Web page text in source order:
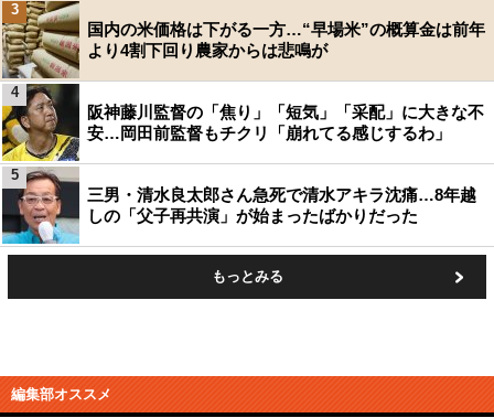
国内の米価格は下がる一方…“早場米”の概算金は前年
より4割下回り農家からは悲鳴が
3
阪神藤川監督の「焦り」「短気」「采配」に大きな不
安…岡田前監督もチクリ「崩れてる感じするわ」
4
三男・清水良太郎さん急死で清水アキラ沈痛…8年越
しの「父子再共演」が始まったばかりだった
5
もっとみる
編集部オススメ